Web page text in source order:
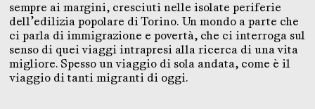
sempre ai margini, cresciuti nelle isolate periferie
dell’edilizia popolare di Torino. Un mondo a parte che
ci parla di immigrazione e povertà, che ci interroga sul
senso di quei viaggi intrapresi alla ricerca di una vita
migliore. Spesso un viaggio di sola andata, come è il
viaggio di tanti migranti di oggi.